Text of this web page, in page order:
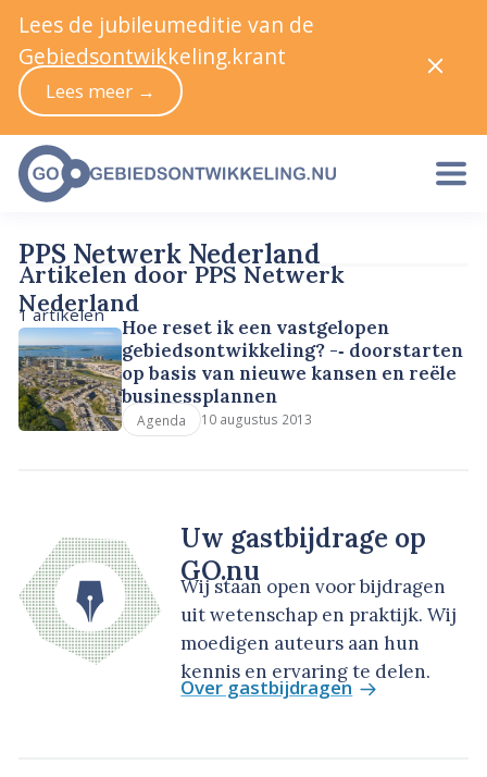
PPS Netwerk Nederland
Artikelen door PPS Netwerk
Nederland
1 artikelen
Hoe reset ik een vastgelopen
gebiedsontwikkeling? -­‐ doorstarten
op basis van nieuwe kansen en reële
businessplannen
Agenda 10 augustus 2013
Uw gastbijdrage op
GO.nu
Wij staan open voor bijdragen
uit wetenschap en praktijk. Wij
moedigen auteurs aan hun
kennis en ervaring te delen.
Over gastbijdragen
Lees de jubileumeditie van de
Gebiedsontwikkeling.krant
Lees meer →